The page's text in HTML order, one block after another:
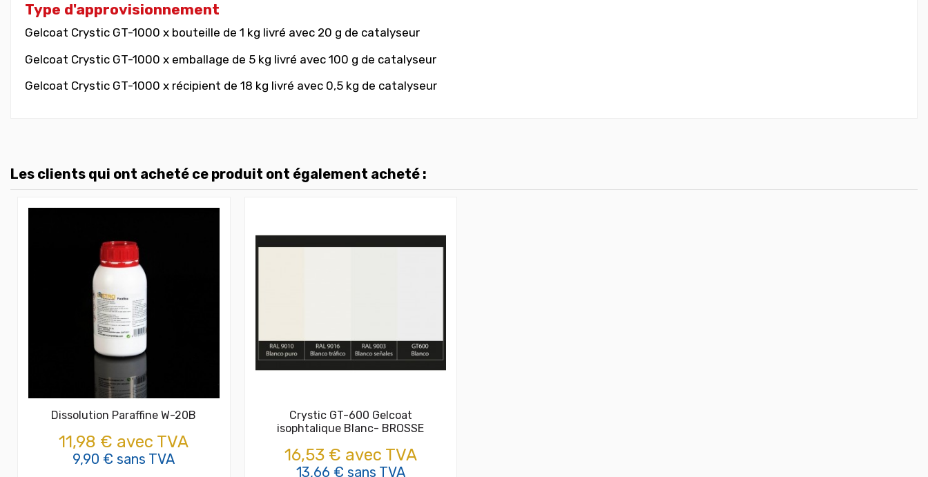
Type d'approvisionnement
Gelcoat Crystic GT-1000 x bouteille de 1 kg livré avec 20 g de catalyseur
Gelcoat Crystic GT-1000 x emballage de 5 kg livré avec 100 g de catalyseur
Gelcoat Crystic GT-1000 x récipient de 18 kg livré avec 0,5 kg de catalyseur
Les clients qui ont acheté ce produit ont également acheté :
Dissolution Paraffine W-20B
11,98 € avec TVA
9,90 € sans TVA
Crystic GT-600 Gelcoat
isophtalique Blanc- BROSSE
16,53 € avec TVA
13,66 € sans TVA